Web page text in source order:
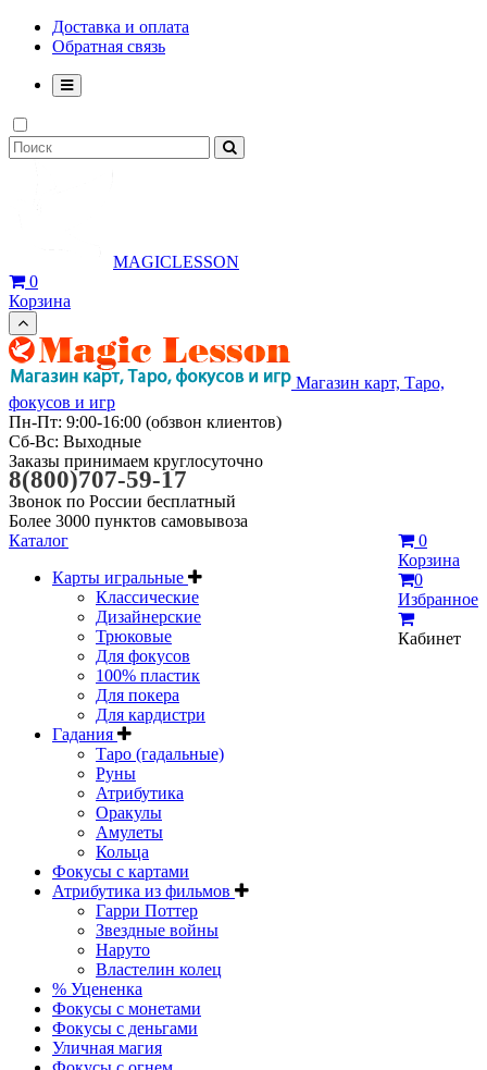
Доставка и оплата
Обратная связь
MAGICLESSON
0
Корзина
Магазин карт, Таро,
фокусов и игр
Пн-Пт: 9:00-16:00 (обзвон клиентов)
Сб-Вс: Выходные
Заказы принимаем круглосуточно
8(800)707-59-17
Звонок по России бесплатный
Более 3000 пунктов самовывоза
0
Корзина
0
Избранное
Кабинет
Каталог
Карты игральные
Классические
Дизайнерские
Трюковые
Для фокусов
100% пластик
Для покера
Для кардистри
Гадания
Таро (гадальные)
Руны
Атрибутика
Оракулы
Амулеты
Кольца
Фокусы с картами
Атрибутика из фильмов
Гарри Поттер
Звездные войны
Наруто
Властелин колец
% Уцененка
Фокусы с монетами
Фокусы с деньгами
Уличная магия